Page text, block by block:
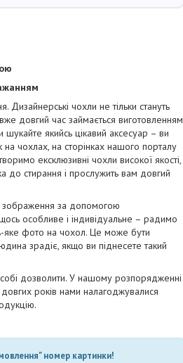
чохли не тільки стануть
довгий час займається виготовленням
шукайте якийсь цікавий аксесуар – ви
чохлах, на сторінках нашого порталу
ексклюзивні чохли високої якості,
до стирання і прослужить вам довгий
зображення за допомогою
особливе і індивідуальне – радимо
яке фото на чохол. Це може бути
зрадіє, якщо ви піднесете такий
собі дозволити. У нашому розпорядженні
довгих років нами налагоджувалися
номер картинки!